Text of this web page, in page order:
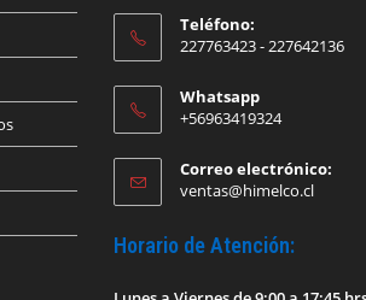
Teléfono:
227763423 - 227642136
Whatsapp
+56963419324
Correo electrónico:
ventas@himelco.clSe
Horario de Atención: